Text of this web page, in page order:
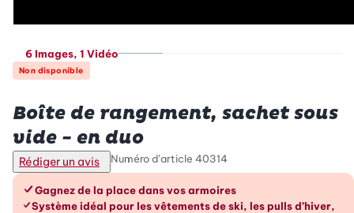
6 Images, 1 Vidéo
Non disponible
Boîte de rangement, sachet sous
vide - en duo
Rédiger un avis Numéro d’article 40314
Les avantages en un coup d’œil
Gagnez de la place dans vos armoires
Système idéal pour les vêtements de ski, les pulls d’hiver,